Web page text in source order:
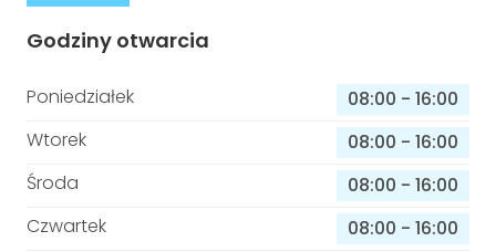
Godziny otwarcia
Poniedziałek 08:00 - 16:00
Wtorek
08:00 - 16:00
Środa
08:00 - 16:00
Czwartek
08:00 - 16:00